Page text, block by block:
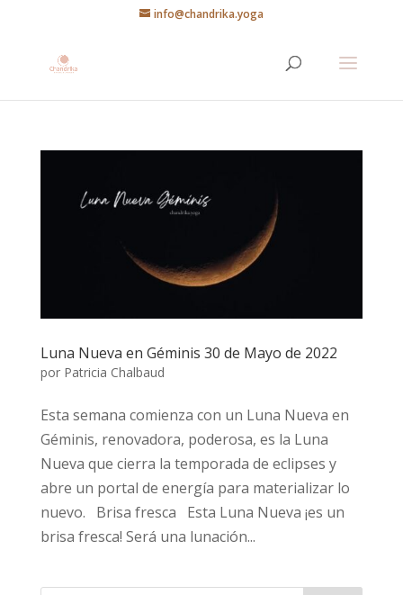
info@chandrika.yoga
Luna Nueva en Géminis 30 de Mayo de 2022
por Patricia Chalbaud
Esta semana comienza con un Luna Nueva en
Géminis, renovadora, poderosa, es la Luna
Nueva que cierra la temporada de eclipses y
abre un portal de energía para materializar lo
nuevo. Brisa fresca Esta Luna Nueva ¡es un
brisa fresca! Será una lunación...